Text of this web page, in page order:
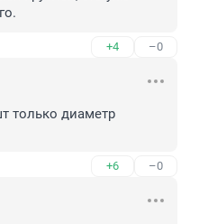
+4 –0
только диаметр
+6 –0